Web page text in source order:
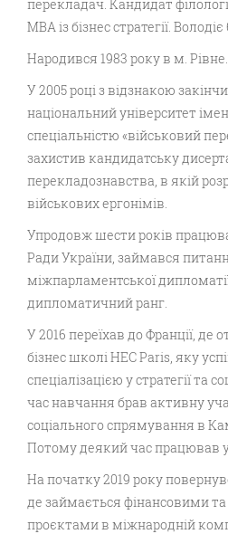
перекладач. Кандидат
МВА із бізнес стратегії.
Народився 1983 року в м. Рівне.
У 2005 році з відзнакою
національний університет
спеціальністю «військовий
захистив кандидатську
перекладознавства, в якій
військових ергонімів.
Упродовж шести років
Ради України, займався
міжпарламентської
дипломатичний ранг.
У 2016 переїхав до Франції, де
бізнес школі HEC Paris, яку
спеціалізацією у стратегії та
час навчання брав активну
соціального спрямування в
Потому деякий час працював
На початку 2019 року
де займається фінансовими
проєктами в міжнародній